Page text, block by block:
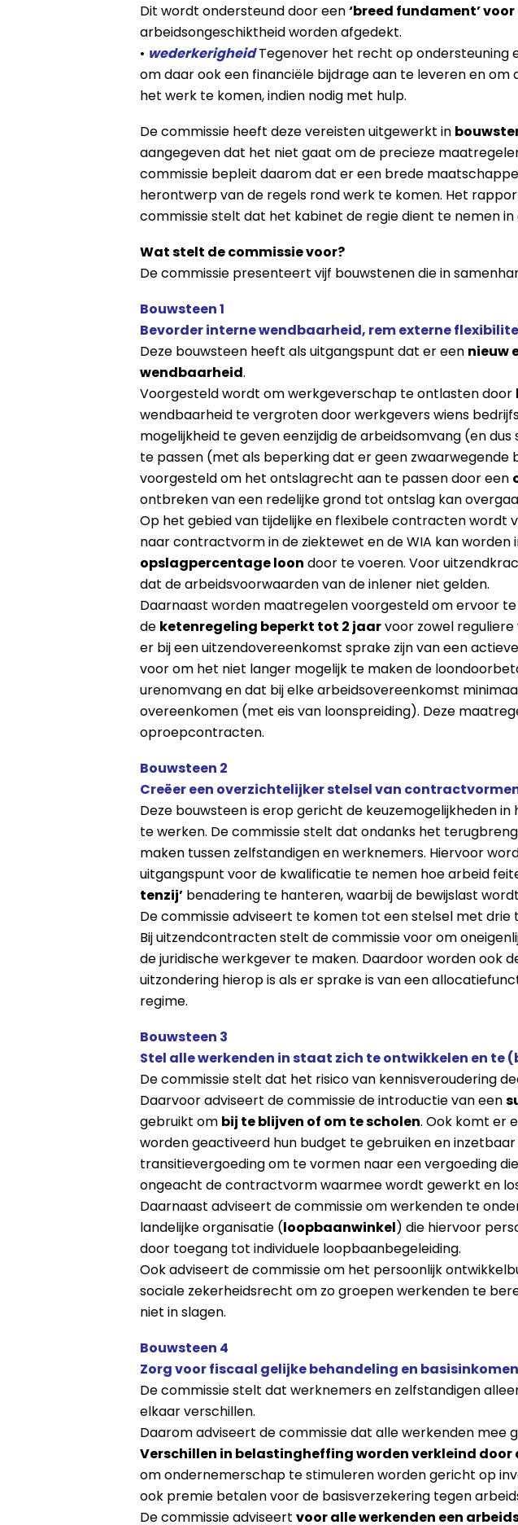
Dit wordt ondersteund door een‘breed fundament’
arbeidsongeschiktheid worden afgedekt.
• wederkerigheidTegenover het recht op ondersteuning
om daar ook een financiële bijdrage aan te leveren en
het werk te komen, indien nodig met hulp.
De commissie heeft deze vereisten uitgewerkt in
aangegeven dat het niet gaat om de precieze
commissie bepleit daarom dat er een brede
herontwerp van de regels rond werk te komen. Het
commissie stelt dat het kabinet de regie dient te nemen
Wat stelt de commissie voor?
De commissie presenteert vijf bouwstenen die in
Bouwsteen 1
Bevorder interne wendbaarheid, rem externe
Deze bouwsteen heeft als uitgangspunt dat er een nieuw
wendbaarheid.
Voorgesteld wordt om werkgeverschap te ontlasten door
wendbaarheid te vergroten door werkgevers wiens
mogelijkheid te geven eenzijdig de arbeidsomvang (en
te passen (met als beperking dat er geen
voorgesteld om het ontslagrecht aan te passen door een
ontbreken van een redelijke grond tot ontslag kan
Op het gebied van tijdelijke en flexibele contracten
naar contractvorm in de ziektewet en de WIA kan worden
opslagpercentage loon door te voeren. Voor
dat de arbeidsvoorwaarden van de inlener niet gelden.
Daarnaast worden maatregelen voorgesteld om ervoor
de ketenregeling beperkt tot 2 jaarvoor zowel
er bij een uitzendovereenkomst sprake zijn van een
voor om het niet langer mogelijk te maken de
urenomvang en dat bij elke arbeidsovereenkomst
overeenkomen (met eis van loonspreiding). Deze
oproepcontracten.
Bouwsteen 2
Creëer een overzichtelijker stelsel van
Deze bouwsteen is erop gericht de keuzemogelijkheden
te werken. De commissie stelt dat ondanks het
maken tussen zelfstandigen en werknemers. Hiervoor
uitgangspunt voor de kwalificatie te nemen hoe arbeid
tenzij’ benadering te hanteren, waarbij de bewijslast
De commissie adviseert te komen tot een stelsel met
Bij uitzendcontracten stelt de commissie voor om
de juridische werkgever te maken. Daardoor worden ook
uitzondering hierop is als er sprake is van een
regime.
Bouwsteen 3
Stel alle werkenden in staat zich te ontwikkelen en te
De commissie stelt dat het risico van kennisveroudering
Daarvoor adviseert de commissie de introductie van een
gebruikt om bij te blijven of om te scholen. Ook komt er
worden geactiveerd hun budget te gebruiken en
transitievergoeding om te vormen naar een vergoeding
ongeacht de contractvorm waarmee wordt gewerkt en
Daarnaast adviseert de commissie om werkenden te
landelijke organisatie (loopbaanwinkel) die hiervoor
door toegang tot individuele loopbaanbegeleiding.
Ook adviseert de commissie om het persoonlijk
sociale zekerheidsrecht om zo groepen werkenden te
niet in slagen.
Bouwsteen 4
Zorg voor fiscaal gelijke behandeling en
De commissie stelt dat werknemers en zelfstandigen
elkaar verschillen.
Daarom adviseert de commissie dat alle werkenden
Verschillen in belastingheffing worden verkleind
om ondernemerschap te stimuleren worden gericht op
ook premie betalen voor de basisverzekering tegen
De commissie adviseert voor alle werkenden een